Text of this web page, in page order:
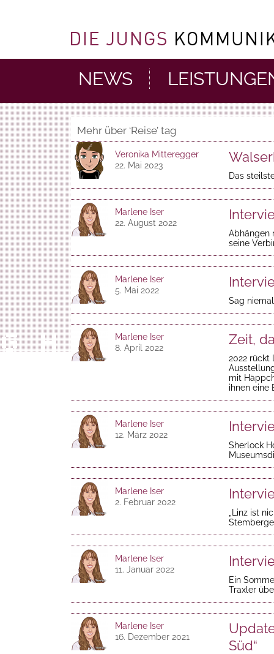
NEWS
Mehr über ‘Reise’ tag
Veronika Mitteregger
22. Mai 2023
Das
Marlene Iser
22. August 2022
Abhängen
seine
Marlene Iser
5. Mai 2022
Sag
Marlene Iser
8. April 2022
Zeit,
2022 rückt
mit
ihnen eine
Marlene Iser
12. März 2022
Sherlock
Marlene Iser
2. Februar 2022
„Linz ist
Marlene Iser
11. Januar 2022
Ein
Traxler
Marlene Iser
16. Dezember 2021
Süd“